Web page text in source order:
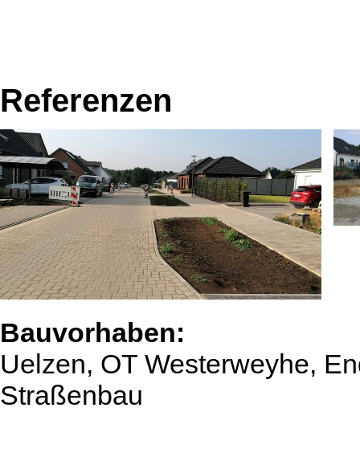
Referenzen
Bauvorhaben:
Uelzen, OT Westerweyhe,
Straßenbau